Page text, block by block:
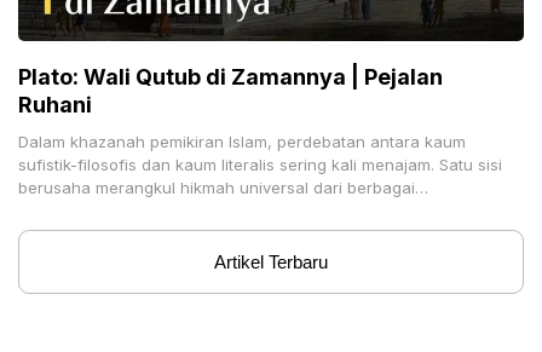
Plato: Wali Qutub di Zamannya | Pejalan
Ruhani
Dalam khazanah pemikiran Islam, perdebatan antara kaum
sufistik-filosofis dan kaum literalis sering kali menajam. Satu sisi
berusaha merangkul hikmah universal dari berbagai
Artikel Terbaru